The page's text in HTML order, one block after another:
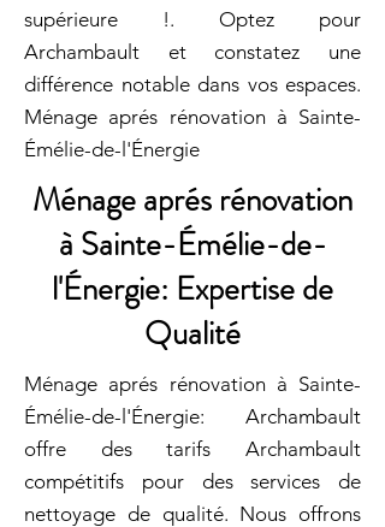
supérieure !. Optez pour
Archambault et constatez une
différence notable dans vos espaces.
Ménage aprés rénovation à Sainte-
Émélie-de-l'Énergie
Ménage aprés rénovation
à Sainte-Émélie-de-
l'Énergie: Expertise de
Qualité
Ménage aprés rénovation à Sainte-
Émélie-de-l'Énergie: Archambault
offre des tarifs Archambault
compétitifs pour des services de
nettoyage de qualité. Nous offrons